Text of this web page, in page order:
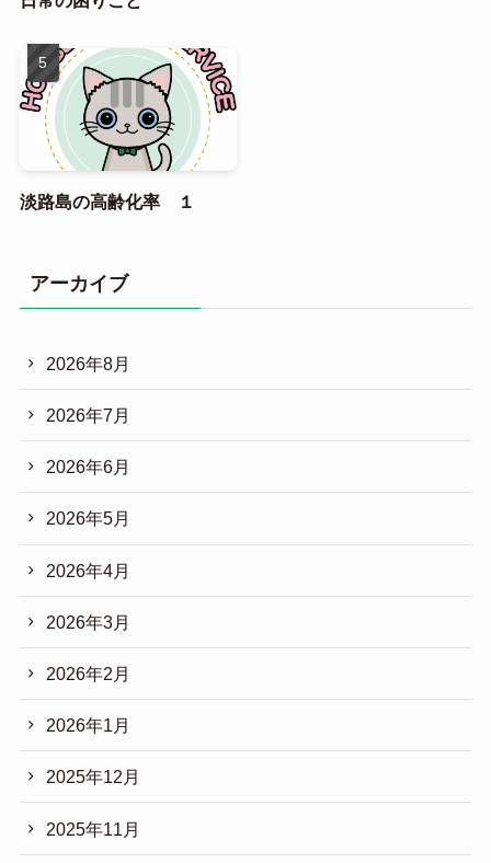
淡路島の高齢化率 １
アーカイブ
2026年8月
2026年7月
2026年6月
2026年5月
2026年4月
2026年3月
2026年2月
2026年1月
2025年12月
2025年11月